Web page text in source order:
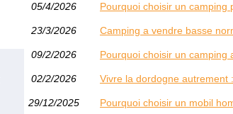
05/4/2026 Pourquoi choisir un camping
23/3/2026 Camping a vendre basse
09/2/2026 Pourquoi choisir un camping
02/2/2026 Vivre la dordogne autrement
29/12/2025 Pourquoi choisir un mobil